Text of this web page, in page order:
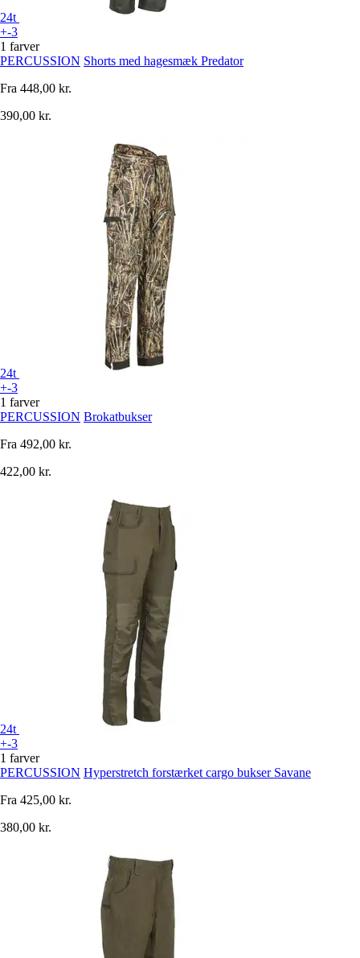
24t
+-3
1 farver
PERCUSSION Shorts med hagesmæk Predator
Fra 448,00 kr.
390,00 kr.
24t
+-3
1 farver
PERCUSSION Brokatbukser
Fra 492,00 kr.
422,00 kr.
24t
+-3
1 farver
PERCUSSION Hyperstretch forstærket cargo bukser Savane
Fra 425,00 kr.
380,00 kr.